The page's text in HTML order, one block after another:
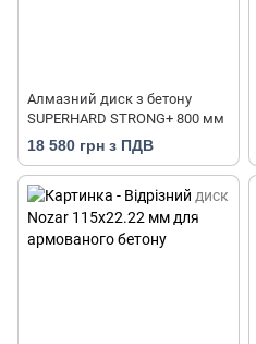
Алмазний диск з бетону
SUPERHARD STRONG+ 800 мм
18 580 грн з ПДВ